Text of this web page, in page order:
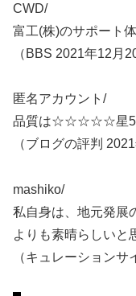
CWD/
富工(株)のサポート
（BBS 2021年12月
匿名アカウント/
品質は☆☆☆☆☆星5
（ブログの評判
mashiko/
私自身は、地元発展
よりも素晴らしいと
（キュレーションサ